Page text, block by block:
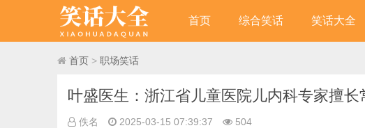
首页 综合笑话 笑话大全
首页 > 职场笑话
佚名 2025-03-15 07:39:37 504